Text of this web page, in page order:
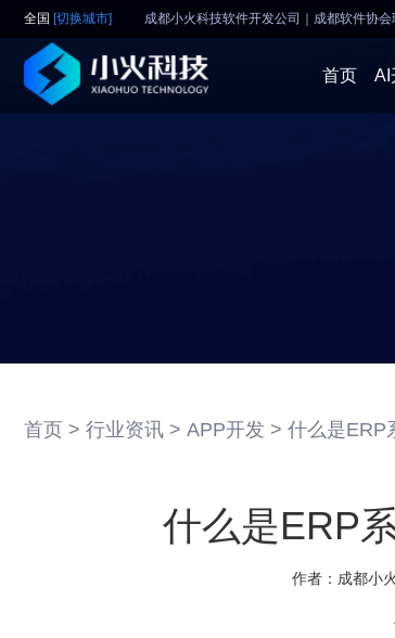
全国 [切换城市] 成都小火科技软件开发公司｜成都软件协会
首页 AI
首页 > 行业资讯 > APP开发 > 什么是ERP
什么是ERP
作者： 成都小